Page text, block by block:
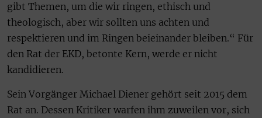
gibt Themen, um die wir ringen, ethisch und
theologisch, aber wir sollten uns achten und
respektieren und im Ringen beieinander bleiben.“ Für
den Rat der EKD, betonte Kern, werde er nicht
kandidieren.
Sein Vorgänger Michael Diener gehört seit 2015 dem
Rat an. Dessen Kritiker warfen ihm zuweilen vor, sich